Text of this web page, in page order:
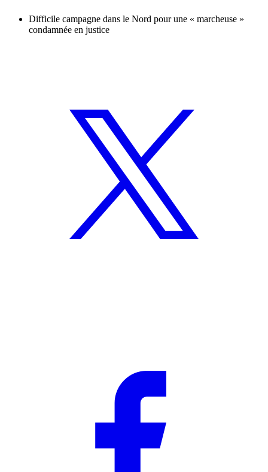
Difficile campagne dans le Nord pour une « marcheuse »
condamnée en justice